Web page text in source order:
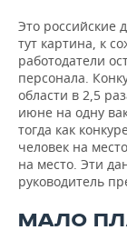
ONLINE-
ОТКРЫТАЯ
ХОККЕЙ
БАСКЕТБОЛ
ВОЛЕЙБОЛ
КИБЕРСПОРТ
ФИГУРНОЕ
ВЛАСТЬ
ИСТОРИЯ
КУЛЬТУРА
МЕДИЦИНА
СЮЖЕТЫ
СПРАВОЧНИК
СПИСОК
СПИСОК
ПОЛНАЯ
Это российские
тут картина, к
работодатели
персонала.
области в 2,5
июне на одну
тогда как
человек на
на место. Эти
руководитель
МАЛО